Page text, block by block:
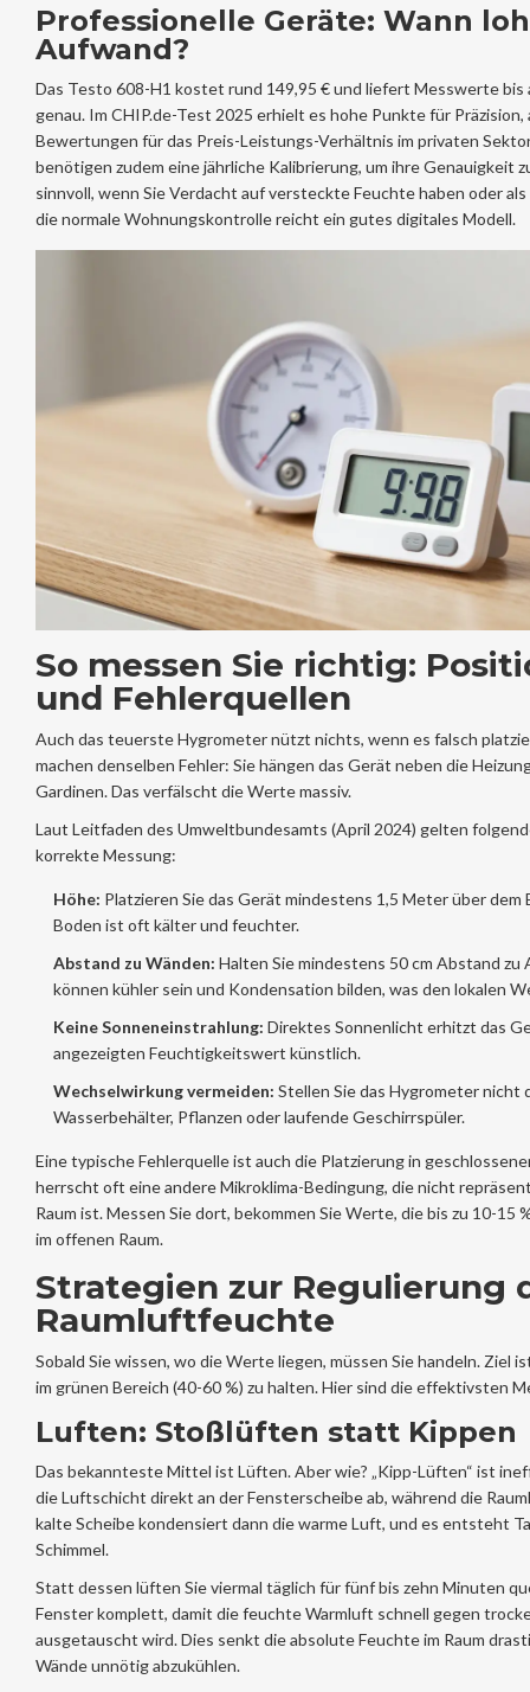
Professionelle Geräte: Wann
Aufwand?
Das Testo 608-H1 kostet rund 149,95 € und liefert Messwerte bis
genau. Im CHIP.de-Test 2025 erhielt es hohe Punkte für
Bewertungen für das Preis-Leistungs-Verhältnis im privaten
benötigen zudem eine jährliche Kalibrierung, um ihre Genauigkeit
sinnvoll, wenn Sie Verdacht auf versteckte Feuchte haben oder
die normale Wohnungskontrolle reicht ein gutes digitales Modell.
So messen Sie richtig:
und Fehlerquellen
Auch das teuerste Hygrometer nützt nichts, wenn es falsch
machen denselben Fehler: Sie hängen das Gerät neben die
Gardinen. Das verfälscht die Werte massiv.
Laut Leitfaden des Umweltbundesamts (April 2024) gelten
korrekte Messung:
Höhe: Platzieren Sie das Gerät mindestens 1,5 Meter über dem
Boden ist oft kälter und feuchter.
Abstand zu Wänden: Halten Sie mindestens 50 cm Abstand zu
können kühler sein und Kondensation bilden, was den lokalen
Keine Sonneneinstrahlung: Direktes Sonnenlicht erhitzt das
angezeigten Feuchtigkeitswert künstlich.
Wechselwirkung vermeiden: Stellen Sie das Hygrometer nicht
Wasserbehälter, Pflanzen oder laufende Geschirrspüler.
Eine typische Fehlerquelle ist auch die Platzierung in
herrscht oft eine andere Mikroklima-Bedingung, die nicht
Raum ist. Messen Sie dort, bekommen Sie Werte, die bis zu 10-15
im offenen Raum.
Strategien zur Regulierung
Raumluftfeuchte
Sobald Sie wissen, wo die Werte liegen, müssen Sie handeln. Ziel
im grünen Bereich (40-60 %) zu halten. Hier sind die effektivsten
Luften: Stoßlüften statt Kippen
Das bekannteste Mittel ist Lüften. Aber wie? „Kipp-Lüften“ ist
die Luftschicht direkt an der Fensterscheibe ab, während die
kalte Scheibe kondensiert dann die warme Luft, und es entsteht
Schimmel.
Statt dessen lüften Sie viermal täglich für fünf bis zehn Minuten
Fenster komplett, damit die feuchte Warmluft schnell gegen
ausgetauscht wird. Dies senkt die absolute Feuchte im Raum
Wände unnötig abzukühlen.